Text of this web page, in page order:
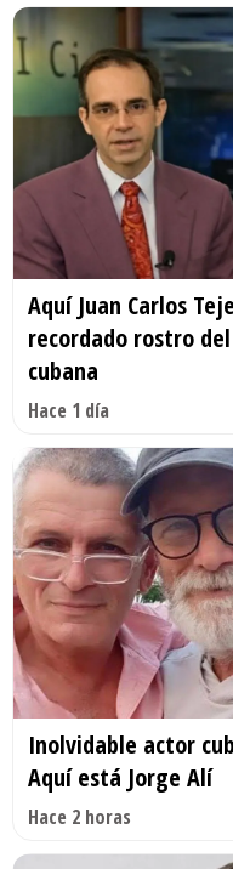
Aquí Juan Carlos
recordado rostro
cubana
Hace 1 día
Inolvidable actor
Aquí está Jorge Alí
Hace 2 horas